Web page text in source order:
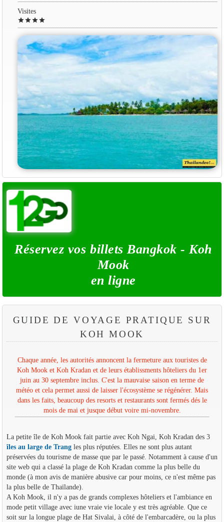
Visites
starstarstarstar
Réservez vos billets Bangkok - Koh
Mook
en ligne
GUIDE DE VOYAGE PRATIQUE SUR
KOH MOOK
Chaque année, les autorités annoncent la fermeture aux touristes de
Koh Mook et Koh Kradan et de leurs établissments hôteliers du 1er
juin au 30 septembre inclus. C'est la mauvaise saison en terme de
météo et cela permet aussi de laisser l'écosystème se régénérer. Mais
dans les faits, beaucoup des resorts et restaurants sont fermés dés le
mois de mai et jusque début voire mi-novembre.
La petite île de Koh Mook fait partie avec Koh Ngai, Koh Kradan des 3
îles au large de Trangles plus réputées. Elles ne sont plus autant
préservées du tourisme de masse que par le passé. Notamment à cause d'un
site web qui a classé la plage de Koh Kradan comme la plus belle du
monde (à mon avis de manière abusive car pour moins, ce n'est même pas
la plus belle de Thaïlande).
A Koh Mook, il n'y a pas de grands complexes hôteliers et l'ambiance en
mode petit village avec iune vraie vie locale y est très agréable. Que ce
soit sur la longue plage de Hat Sivalai, à côté de l'embarcadère, ou la plus